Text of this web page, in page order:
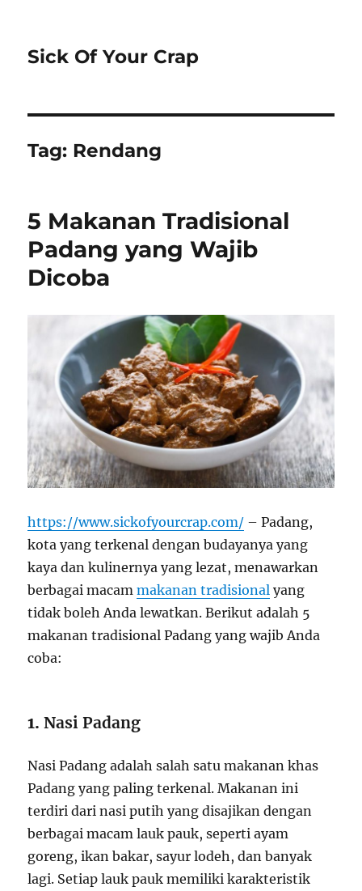
Sick Of Your Crap
Tag: Rendang
5 Makanan Tradisional
Padang yang Wajib
Dicoba
https://www.sickofyourcrap.com/ – Padang,
kota yang terkenal dengan budayanya yang
kaya dan kulinernya yang lezat, menawarkan
berbagai macammakanan tradisional yang
tidak boleh Anda lewatkan. Berikut adalah 5
makanan tradisional Padang yang wajib Anda
coba:
1.Nasi Padang
Nasi Padang adalah salah satu makanan khas
Padang yang paling terkenal. Makanan ini
terdiri dari nasi putih yang disajikan dengan
berbagai macam lauk pauk, seperti ayam
goreng, ikan bakar, sayur lodeh, dan banyak
lagi. Setiap lauk pauk memiliki karakteristik